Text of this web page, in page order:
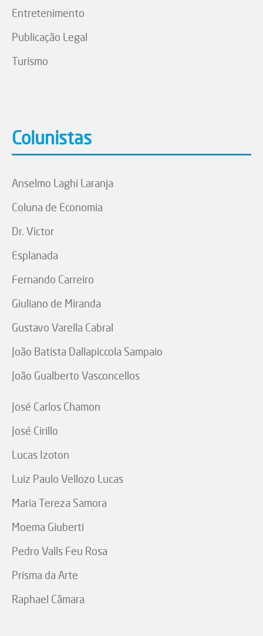
Entretenimento
Publicação Legal
Turismo
Colunistas
Anselmo Laghi Laranja
Coluna de Economia
Dr. Victor
Esplanada
Fernando Carreiro
Giuliano de Miranda
Gustavo Varella Cabral
João Batista Dallapiccola Sampaio
João Gualberto Vasconcellos
José Carlos Chamon
José Cirillo
Lucas Izoton
Luiz Paulo Vellozo Lucas
Maria Tereza Samora
Moema Giuberti
Pedro Valls Feu Rosa
Prisma da Arte
Raphael Câmara